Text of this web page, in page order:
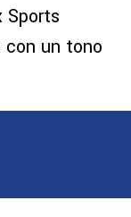
Sports
un tono